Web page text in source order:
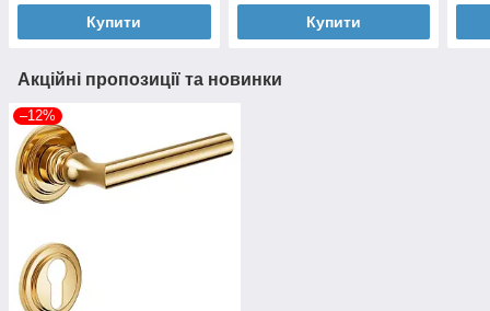
Купити Купити
Акційні пропозиції та новинки
–12%